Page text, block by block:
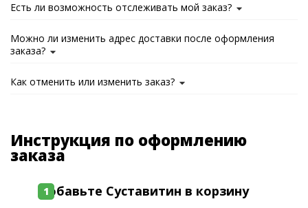
Есть ли возможность отслеживать мой заказ?
Можно ли изменить адрес доставки после оформления
заказа?
Как отменить или изменить заказ?
Инструкция по оформлению
заказа
Добавьте Суставитин в корзину